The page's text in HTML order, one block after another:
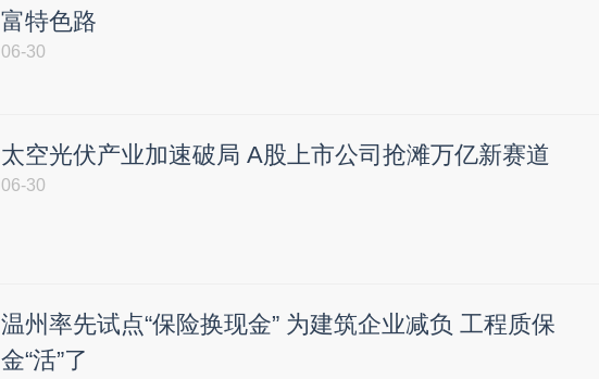
富特色路
06-30
太空光伏产业加速破局 A股上市公司抢滩万亿新赛道
06-30
温州率先试点“保险换现金” 为建筑企业减负 工程质保
金“活”了